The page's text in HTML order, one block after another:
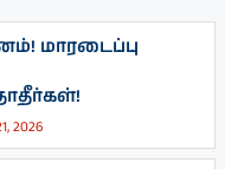
மாரடைப்பு
2026